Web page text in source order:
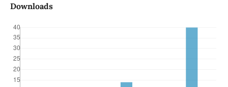
Downloads